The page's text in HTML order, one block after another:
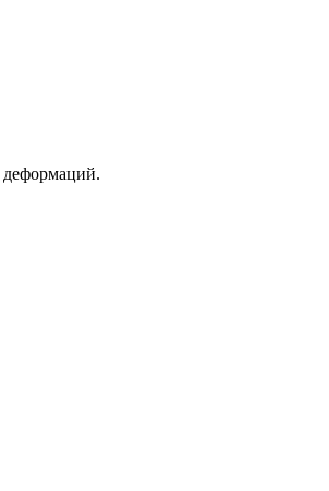
деформаций.